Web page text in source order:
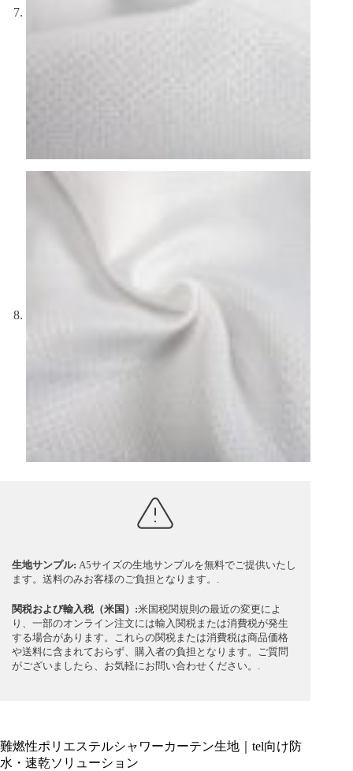
生地サンプル: A5サイズの生地サンプルを無料でご提供いたし
ます。送料のみお客様のご負担となります。.
関税および輸入税（米国）:米国税関規則の最近の変更によ
り、一部のオンライン注文には輸入関税または消費税が発生
する場合があります。これらの関税または消費税は商品価格
や送料に含まれておらず、購入者の負担となります。ご質問
がございましたら、お気軽にお問い合わせください。.
難燃性ポリエステルシャワーカーテン生地｜tel向け防
水・速乾ソリューション